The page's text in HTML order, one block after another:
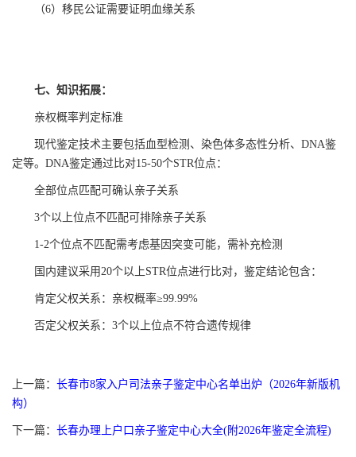
（6）移民公证需要证明血缘关系
七、知识拓展：
亲权概率判定标准
现代鉴定技术主要包括血型检测、染色体多态性分析、DNA鉴
定等。DNA鉴定通过比对15-50个STR位点：
全部位点匹配可确认亲子关系
3个以上位点不匹配可排除亲子关系
1-2个位点不匹配需考虑基因突变可能，需补充检测
国内建议采用20个以上STR位点进行比对，鉴定结论包含：
肯定父权关系：亲权概率≥99.99%
否定父权关系：3个以上位点不符合遗传规律
上一篇： 长春市8家入户司法亲子鉴定中心名单出炉（2026年新版机
构）
下一篇： 长春办理上户口亲子鉴定中心大全(附2026年鉴定全流程)